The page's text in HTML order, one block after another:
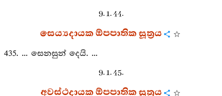
9. 1. 44.
සෙය්‍යදායක ඕපපාතික සූත්‍රය
435. ... සෙනසුන් දෙයි. ...
9. 1. 45.
අවස්ථදායක ඕපපාතික සූත්‍රය